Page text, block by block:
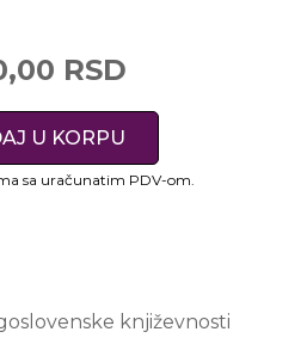
RSD
U KORPU
sa uračunatim PDV-om.
književnosti